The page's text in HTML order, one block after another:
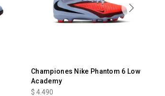
Championes Nike Phantom 6 Low
Academy
$ 4.490